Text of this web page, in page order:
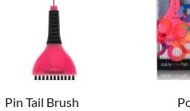
Pin Tail Brush